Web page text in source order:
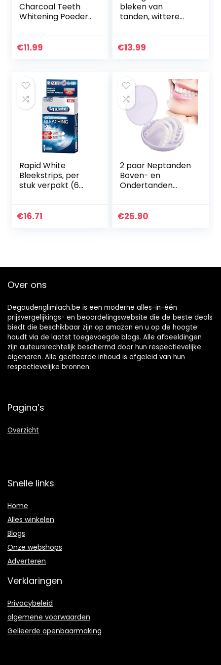
Charcoal Teeth
Whitening Poeder
Natural Tanden
het Verenigd
Koninkrijk door Pro
Teeth Whitening
€11.99
bleken van
tanden, wittere
whitening kit,
€13.99
Rapid White
Bleekstrips, per
stuk verpakt (6
dagen, zichtbare
€16.71
2 paar Neptanden
Boven- en
Ondertanden
Nep beugels
Veneers Instant
€25.90
Over ons
Degoudenglimlach.be is een moderne alles-in-één
prijsvergelijkings- en beoordelingswebsite die de beste deals
biedt die beschikbaar zijn op amazon en u op de hoogte
houdt via de laatst toegevoegde blogs. Alle afbeeldingen
zijn auteursrechtelijk beschermd door hun respectievelijke
eigenaren. Alle geciteerde inhoud is afgeleid van hun
respectievelijke bronnen.
Pagina’s
Overzicht
Snelle links
Home
Alles winkelen
Blogs
Onze webshops
Adverteren
Verklaringen
Privacybeleid
algemene voorwaarden
Gelieerde openbaarmaking